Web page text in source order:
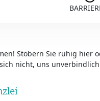
Stöbern Sie ruhig hier
nicht, uns